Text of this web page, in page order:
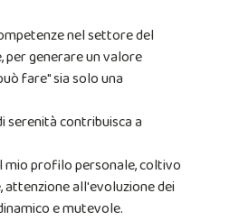
nel settore del
per generare un valore
fare" sia solo una
contribuisca a
mio profilo personale, coltivo
attenzione all'evoluzione dei
e mutevole.